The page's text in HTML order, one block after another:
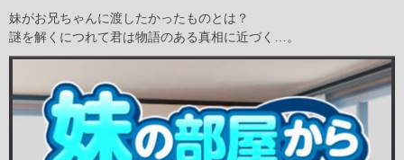
妹がお兄ちゃんに渡したかったものとは？
謎を解くにつれて君は物語のある真相に近づく…。